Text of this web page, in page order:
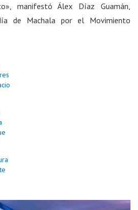
manifestó Álex Díaz Guamán,
de Machala por el Movimiento